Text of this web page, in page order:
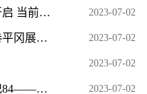
为期62天！2023年暑运正式开启 当前视讯 2023-07-02
左牵黄右擎苍锦帽貂裘千骑卷平冈展现的画面（左牵黄右擎苍锦帽貂裘千骑卷平冈） 2023-07-02
2023-07-02
【世界聚看点】电路学习笔记84——极点、零点与冲激响应 2023-07-02